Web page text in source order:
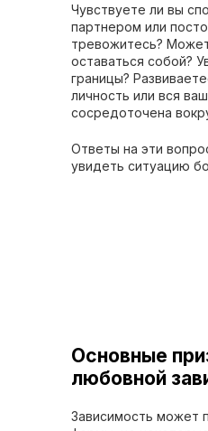
Чувствуете ли вы
партнером или
тревожитесь?
оставаться собой?
границы?
личность или вся
сосредоточена
Ответы на эти
увидеть ситуацию
Основные
любовной
Зависимость может